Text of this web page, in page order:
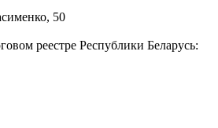
50
реестре Республики Беларусь: